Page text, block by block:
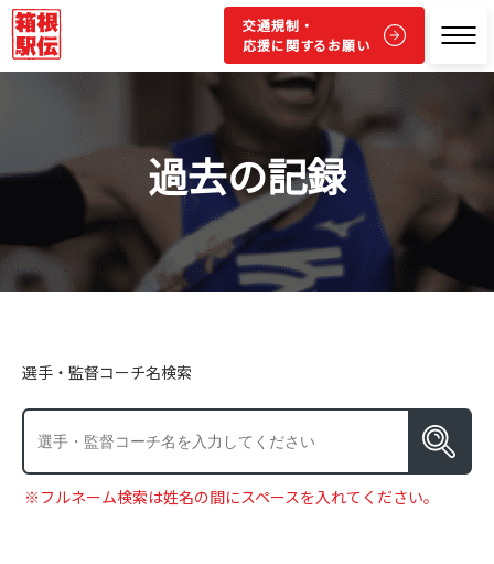
交通規制・
応援に関するお願い
過去の記録
選手・監督コーチ名検索
※フルネーム検索は姓名の間にスペースを入れてください。